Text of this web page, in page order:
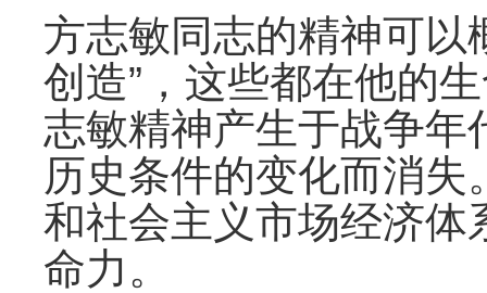
方志敏同志的精神可以
创造”，这些都在他的
志敏精神产生于战争年
历史条件的变化而消
和社会主义市场经济体
命力。